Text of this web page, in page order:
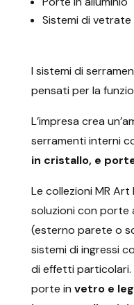
Sistemi di vetrate
I sistemi di
pensati per la
L’impresa crea
serramenti interni
in cristallo, e
Le collezioni MR
soluzioni con
(esterno parete o
sistemi di ingressi
di effetti particolari.
porte in vetro e